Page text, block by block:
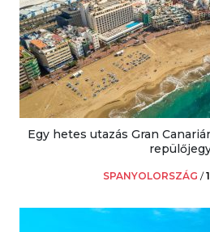
Egy hetes utazás Gran
SPANYOLORSZÁG /